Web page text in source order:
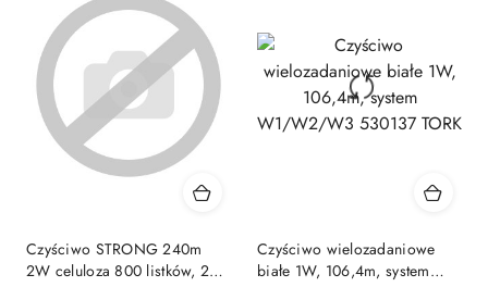
Czyściwo STRONG 240m
2W celuloza 800 listków, 2
Czyściwo wielozadaniowe
białe 1W, 106,4m, system